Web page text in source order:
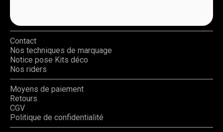
Contact
Nos techniques de marquage
Notice pose Kits déco
Nos riders
Moyens de paiement
Retours
CGV
Politique de confidentialité